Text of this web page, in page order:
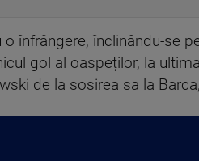
înfrângere, înclinându-se
gol al oaspeților, la
de la sosirea sa la